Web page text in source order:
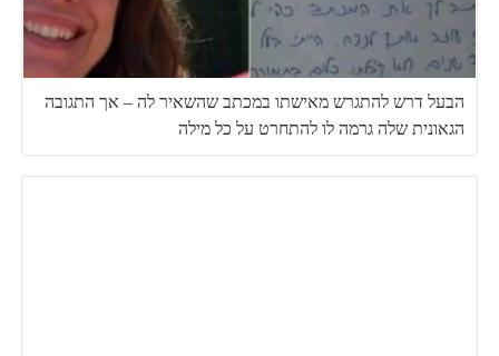
הבעל דרש להתגרש מאישתו במכתב שהשאיר לה – אך התגובה
הגאונית שלה גרמה לו להתחרט על כל מילה